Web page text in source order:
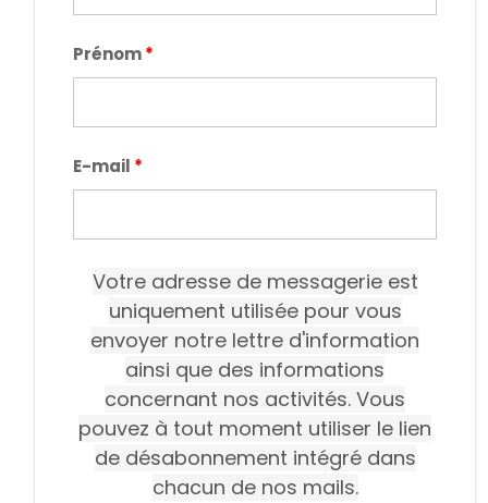
Prénom*
E-mail *
Votre adresse de messagerie est
uniquement utilisée pour vous
envoyer notre lettre d'information
ainsi que des informations
concernant nos activités. Vous
pouvez à tout moment utiliser le lien
de désabonnement intégré dans
chacun de nos mails.